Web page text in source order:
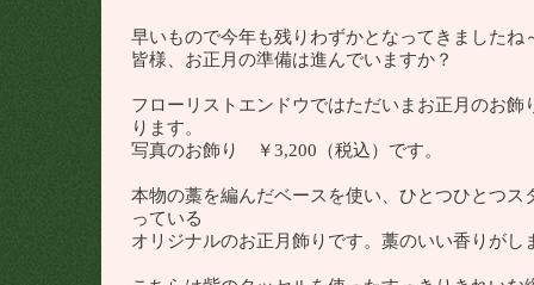
早いもので今年も残りわずかとなってきましたね
皆様、お正月の準備は進んでいますか？
フローリストエンドウではただいまお正月のお飾
ります。
写真のお飾り ￥3,200（税込）です。
本物の藁を編んだベースを使い、ひとつひとつス
っている
オリジナルのお正月飾りです。藁のいい香りがし